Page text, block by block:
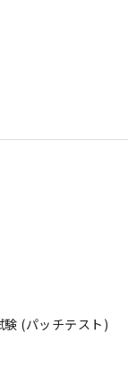
(パッチテスト)